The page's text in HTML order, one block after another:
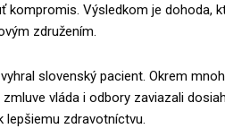
kompromis. Výsledkom je dohoda,
združením.
slovenský pacient. Okrem
vláda i odbory zaviazali
zdravotníctvu.